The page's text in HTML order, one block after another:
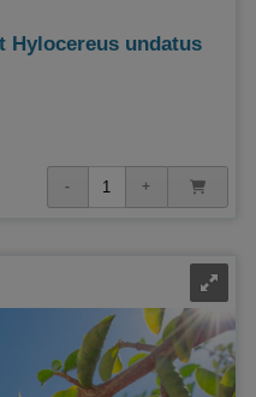
Hylocereus undatus